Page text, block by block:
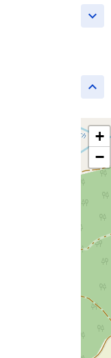
keyboard_arrow_down
keyboard_arrow_up
+
−